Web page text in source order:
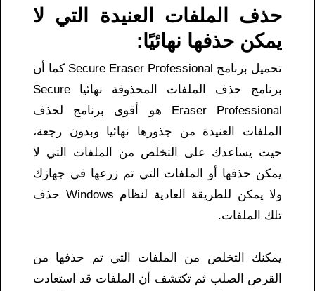
حذف الملفات العنيدة التي لا
يمكن حذفها نهائيًا:
تحميل برنامج Secure Eraser Professional كما أن
برنامج حذف الملفات المحذوفة نهائيا Secure
Eraser Professional هو أقوى برنامج لحذف
الملفات العنيدة من جذورها نهائيا وبدون رجعة،
حيث يساعدك على التخلص من الملفات التي لا
يمكن حذفها أو الملفات التي تم زرعها في جهازك
ولا يمكن للطريقة العادية لنظام Windows حذف
تلك الملفات.
يمكنك التخلص من الملفات التي تم حذفها من
القرص الصلب ثم تكتشف أن الملفات قد استعادت